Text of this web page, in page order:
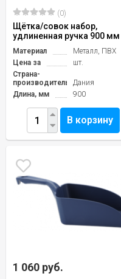
(0)
Щётка/совок набор,
удлиненная ручка 900 мм
Материал
Металл, ПВХ
Цена за
шт.
Страна-
производитель
Дания
Длина, мм
900
В корзину
1 060 руб.